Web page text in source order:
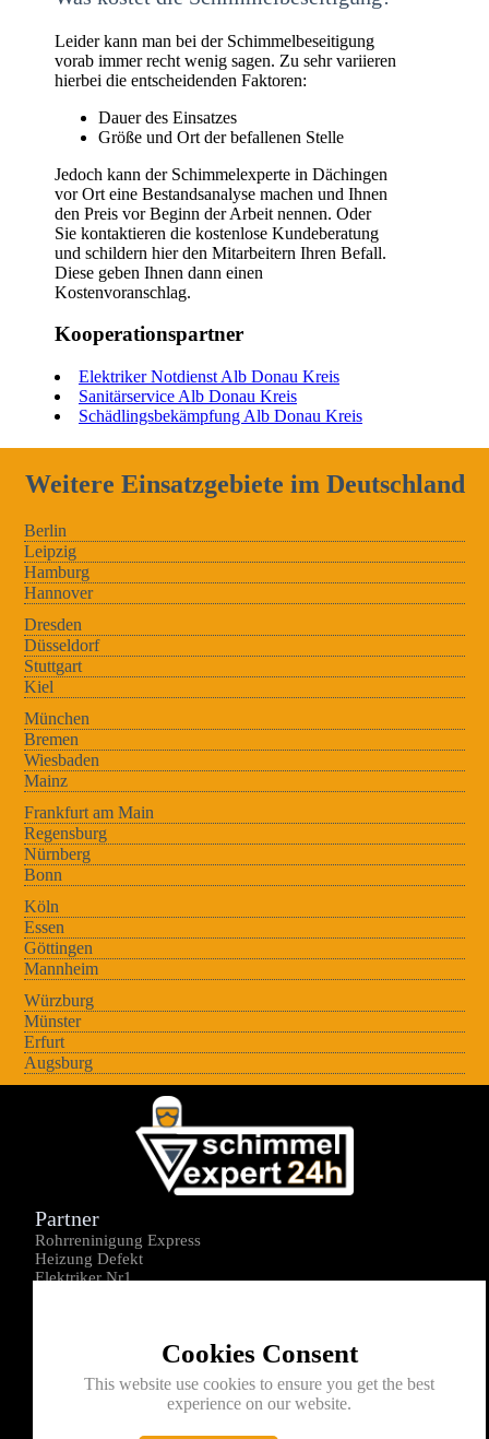
Leider kann man bei der Schimmelbeseitigung
vorab immer recht wenig sagen. Zu sehr variieren
hierbei die entscheidenden Faktoren:
Dauer des Einsatzes
Größe und Ort der befallenen Stelle
Jedoch kann der Schimmelexperte in Dächingen
vor Ort eine Bestandsanalyse machen und Ihnen
den Preis vor Beginn der Arbeit nennen. Oder
Sie kontaktieren die kostenlose Kundeberatung
und schildern hier den Mitarbeitern Ihren Befall.
Diese geben Ihnen dann einen
Kostenvoranschlag.
Kooperationspartner
Elektriker Notdienst Alb Donau Kreis
Sanitärservice Alb Donau Kreis
Schädlingsbekämpfung Alb Donau Kreis
Weitere Einsatzgebiete im Deutschland
Berlin
Leipzig
Hamburg
Hannover
Dresden
Düsseldorf
Stuttgart
Kiel
München
Bremen
Wiesbaden
Mainz
Frankfurt am Main
Regensburg
Nürnberg
Bonn
Köln
Essen
Göttingen
Mannheim
Würzburg
Münster
Erfurt
Augsburg
Cookies Consent
This website use cookies to ensure you get the best
experience on our website.
Partner
Rohrreninigung Express
Heizung Defekt
Elektriker Nr1
Kontakt